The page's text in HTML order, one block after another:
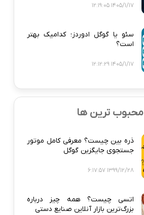
1405/1/17 12:19:05
سئو یا گوگل ادوردز؛ کدامیک بهتر
است؟
1405/1/17 12:12:29
محبوب ترین ها
ذره‌ بین چیست؟ معرفی کامل موتور
جستجوی جایگزین گوگل
1399/12/28 6:17:57
اتسی چیست؟ همه‌ چیز درباره
بزرگ‌ترین بازار آنلاین صنایع دستی